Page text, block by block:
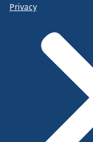
Privacy